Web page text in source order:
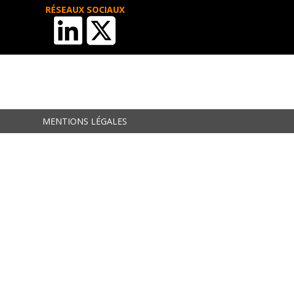
RÉSEAUX SOCIAUX
MENTIONS LÉGALES